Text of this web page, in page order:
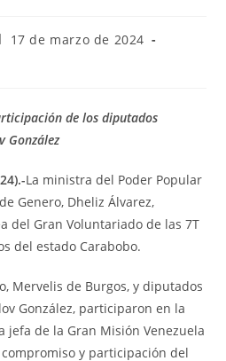
17 de marzo de 2024
de los diputados
González
La ministra del Poder Popular
Genero, Dheliz Álvarez,
del Gran Voluntariado de las 7T
del estado Carabobo.
Mervelis de Burgos, y diputados
González, participaron en la
jefa de la Gran Misión Venezuela
y participación del